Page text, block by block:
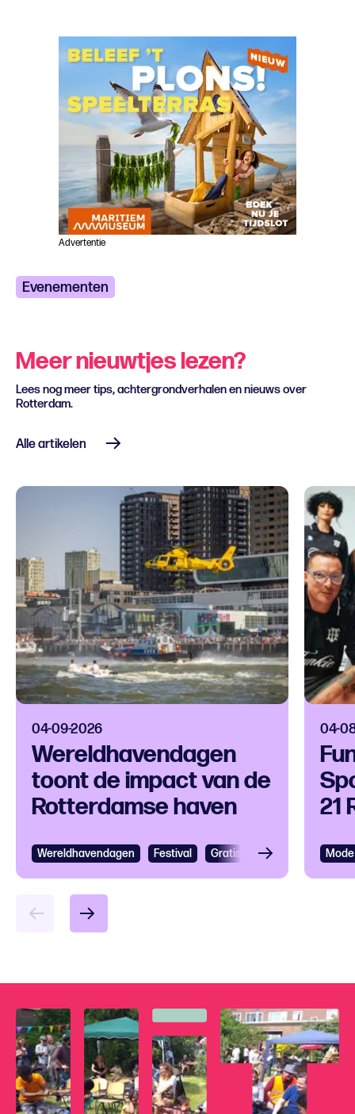
Advertentie
Evenementen
Meer nieuwtjes lezen?
Lees nog meer tips, achtergrondverhalen en nieuws over
Rotterdam.
Alle artikelen
04-09-2026
Wereldhavendagen
toont de impact van de
Rotterdamse haven
Wereldhavendagen Festival Gratis Festival
04-
21
Bekijken